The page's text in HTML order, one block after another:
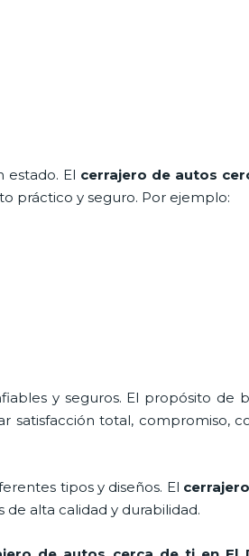
estado. El cerrajero de autos
práctico y seguro. Por ejemplo:
y seguros. El propósito de
satisfacción total, compromiso,
tipos y diseños. El
alta calidad y durabilidad.